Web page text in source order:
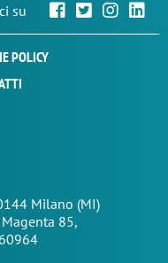
su
POLICY
Milano (MI)
85,